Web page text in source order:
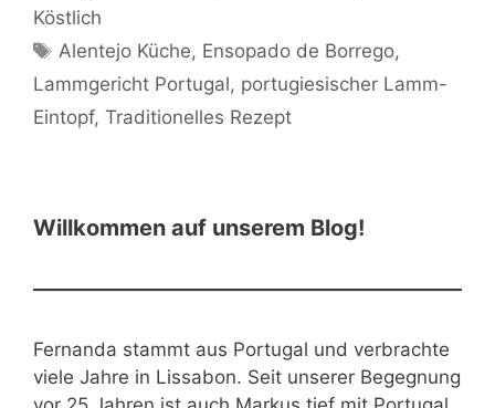
Köstlich
Schlagwörter
Alentejo Küche, Ensopado de Borrego,
Lammgericht Portugal, portugiesischer Lamm-
Eintopf, Traditionelles Rezept
Willkommen auf unserem Blog!
Fernanda stammt aus Portugal und verbrachte
viele Jahre in Lissabon. Seit unserer Begegnung